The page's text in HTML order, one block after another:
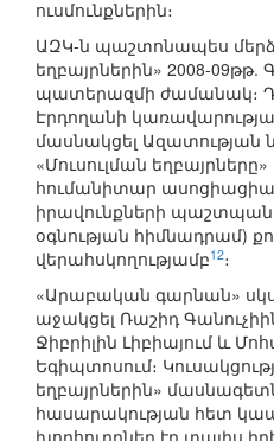
ուսմունքներին։
ԱԶԿ-ն պաշտոնապես
եղբայրներին» 2008-09թթ.
պատերազմի ժամանակ։
Էրդողանի
մասնակցել Ազատության
«Մուսուլման
հումանիտար
իրավունքների
օգնության հիմնադրամ)
վերահսկողությամբ12։
«Արաբական գարնան»
աջակցել Ռաշիդ
Ջիբրիլին Լիբիայում և
Եգիպտոսում։
եղբայրներին»
հասարակության հետ